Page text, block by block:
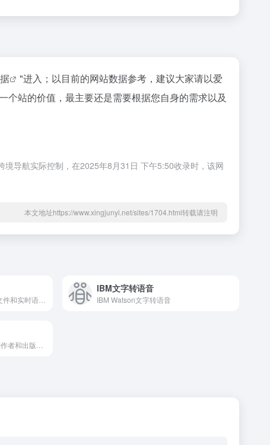
"进入；以目前的网站数据参考，建议大家请以爱
站的价值，最主要还是需要根据您自身的需求以及
导航实际控制，在2025年8月31日 下午5:50收录时，该网
本文地址https://www.xingjunyi.net/sites/1704.html转载请注明
IBM文字转语音
IBM Watson文字转语音